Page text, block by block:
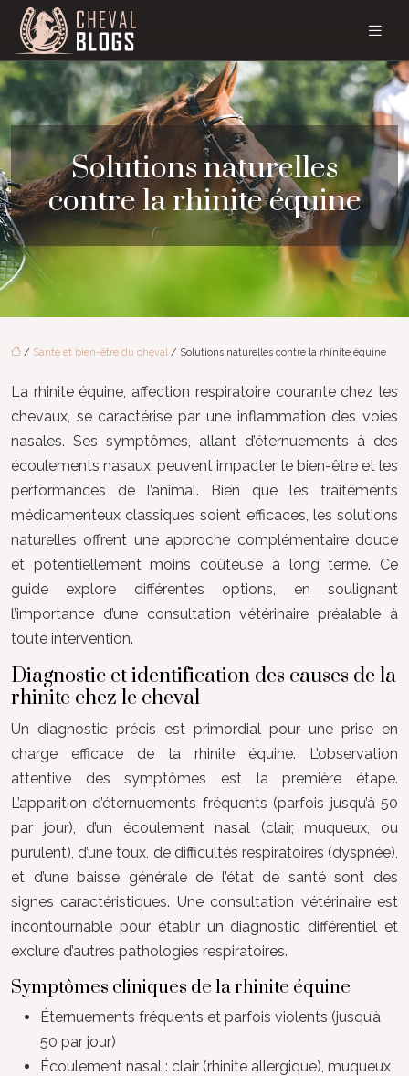
Solutions naturelles
contre la rhinite équine
/ Santé et bien-être du cheval / Solutions naturelles contre la rhinite équine
La rhinite équine, affection respiratoire courante chez les
chevaux, se caractérise par une inflammation des voies
nasales. Ses symptômes, allant d’éternuements à des
écoulements nasaux, peuvent impacter le bien-être et les
performances de l’animal. Bien que les traitements
médicamenteux classiques soient efficaces, les solutions
naturelles offrent une approche complémentaire douce
et potentiellement moins coûteuse à long terme. Ce
guide explore différentes options, en soulignant
l’importance d’une consultation vétérinaire préalable à
toute intervention.
Diagnostic et identification des causes de la
rhinite chez le cheval
Un diagnostic précis est primordial pour une prise en
charge efficace de la rhinite équine. L’observation
attentive des symptômes est la première étape.
L’apparition d’éternuements fréquents (parfois jusqu’à 50
par jour), d’un écoulement nasal (clair, muqueux, ou
purulent), d’une toux, de difficultés respiratoires (dyspnée),
et d’une baisse générale de l’état de santé sont des
signes caractéristiques. Une consultation vétérinaire est
incontournable pour établir un diagnostic différentiel et
exclure d’autres pathologies respiratoires.
Symptômes cliniques de la rhinite équine
Éternuements fréquents et parfois violents (jusqu’à
50 par jour)
Écoulement nasal : clair (rhinite allergique), muqueux